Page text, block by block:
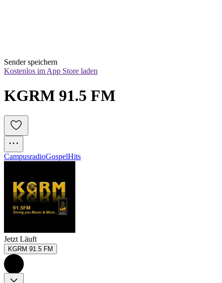
Sender speichern
Kostenlos im App Store laden
KGRM 91.5 FM
CampusradioGospelHits
Jetzt Läuft
KGRM 91.5 FM